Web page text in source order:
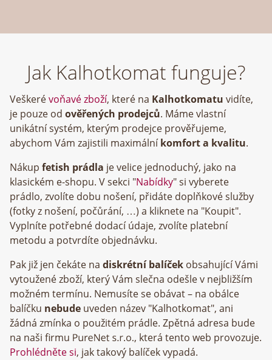
Jak Kalhotkomat funguje?
Veškerévoňavé zboží, které na Kalhotkomatu vidíte,
je pouze od ověřených prodejců. Máme vlastní
unikátní systém, kterým prodejce prověřujeme,
abychom Vám zajistili maximálníkomfort a kvalitu.
Nákup fetish prádla je velice jednoduchý, jako na
klasickém e-shopu. V sekci "Nabídky" si vyberete
prádlo, zvolíte dobu nošení, přidáte doplňkové služby
(fotky z nošení, počůrání, …) a kliknete na "Koupit".
Vyplníte potřebné dodací údaje, zvolíte platební
metodu a potvrdíte objednávku.
Pak již jen čekáte na diskrétní balíček obsahující Vámi
vytoužené zboží, který Vám slečna odešle v nejbližším
možném termínu. Nemusíte se obávat – na obálce
balíčku nebude uveden název "Kalhotkomat", ani
žádná zmínka o použitém prádle. Zpětná adresa bude
na naši firmu
, která tento web provozuje.
Prohlédněte si, jak takový balíček vypadá.